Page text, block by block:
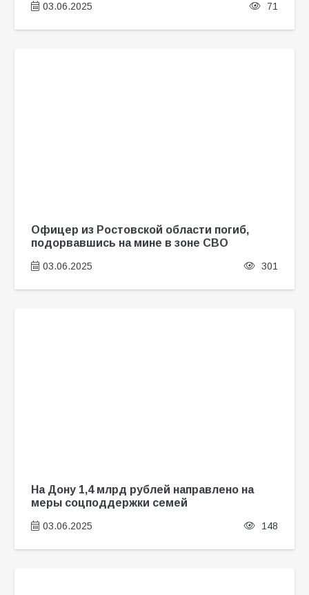
03.06.2025 71
Офицер из Ростовской области погиб,
подорвавшись на мине в зоне СВО
03.06.2025 301
На Дону 1,4 млрд рублей направлено на
меры соцподдержки семей
03.06.2025 148